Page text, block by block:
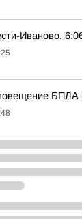
Иваново.
БПЛА